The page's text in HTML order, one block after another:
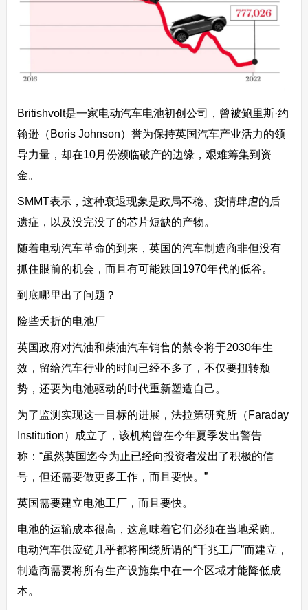
Britishvolt是一家电动汽车电池初创公司，曾被鲍里斯·约
翰逊（Boris Johnson）誉为保持英国汽车产业活力的领
导力量，却在10月份濒临破产的边缘，艰难筹集到资
金。
SMMT表示，这种衰退现象是政局不稳、疫情肆虐的后
遗症，以及没完没了的芯片短缺的产物。
随着电动汽车革命的到来，英国的汽车制造商非但没有
抓住眼前的机会，而且有可能跌回1970年代的低谷。
到底哪里出了问题？
险些夭折的电池厂
英国政府对汽油和柴油汽车销售的禁令将于2030年生
效，留给汽车行业的时间已经不多了，不仅要扭转颓
势，还要为电池驱动的时代重新塑造自己。
为了监测实现这一目标的进展，法拉第研究所（Faraday
Institution）成立了，该机构曾在今年夏季发出警告
称：“虽然英国迄今为止已经向投资者发出了积极的信
号，但还需要做更多工作，而且要快。”
英国需要建立电池工厂，而且要快。
电池的运输成本很高，这意味着它们必须在当地采购。
电动汽车供应链几乎都将围绕所谓的“千兆工厂”而建立，
制造商需要将所有生产设施集中在一个区域才能降低成
本。